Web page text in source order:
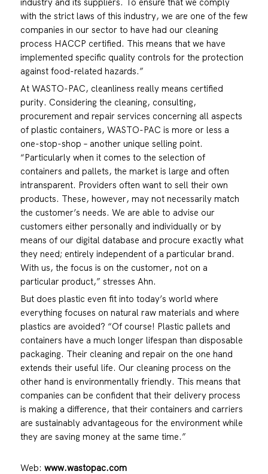
with the strict laws of this industry, we are one of the few
companies in our sector to have had our cleaning
process HACCP certified. This means that we have
implemented specific quality controls for the protection
against food-related hazards.”
At WASTO-PAC, cleanliness really means certified
purity. Considering the cleaning, consulting,
procurement and repair services concerning all aspects
of plastic containers, WASTO-PAC is more or less a
one-stop-shop – another unique selling point.
“Particularly when it comes to the selection of
containers and pallets, the market is large and often
intransparent. Providers often want to sell their own
products. These, however, may not necessarily match
the customer’s needs. We are able to advise our
customers either personally and individually or by
means of our digital database and procure exactly what
they need; entirely independent of a particular brand.
With us, the focus is on the customer, not on a
particular product,” stresses Ahn.
But does plastic even fit into today’s world where
everything focuses on natural raw materials and where
plastics are avoided? “Of course! Plastic pallets and
containers have a much longer lifespan than disposable
packaging. Their cleaning and repair on the one hand
extends their useful life. Our cleaning process on the
other hand is environmentally friendly. This means that
companies can be confident that their delivery process
is making a difference, that their containers and carriers
are sustainably advantageous for the environment while
they are saving money at the same time.”
Web: www.wastopac.com